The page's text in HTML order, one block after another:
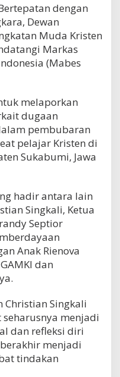
dengan
Dewan
Muda Kristen
Markas
(Mabes
melaporkan
dugaan
pembubaran
pelajar Kristen di
Sukabumi, Jawa
hadir antara lain
Singkali, Ketua
Septior
Anak Rienova
dan
Christian Singkali
menjadi
dan refleksi diri
menjadi
tindakan